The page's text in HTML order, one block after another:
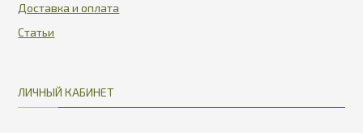
Доставка и оплата
Статьи
ЛИЧНЫЙ КАБИНЕТ